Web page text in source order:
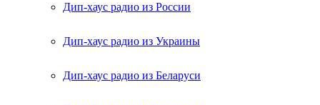
Дип-хаус радио из России
Дип-хаус радио из Украины
Дип-хаус радио из Беларуси